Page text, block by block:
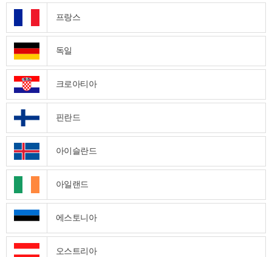
프랑스
독일
크로아티아
핀란드
아이슬란드
아일랜드
에스토니아
오스트리아